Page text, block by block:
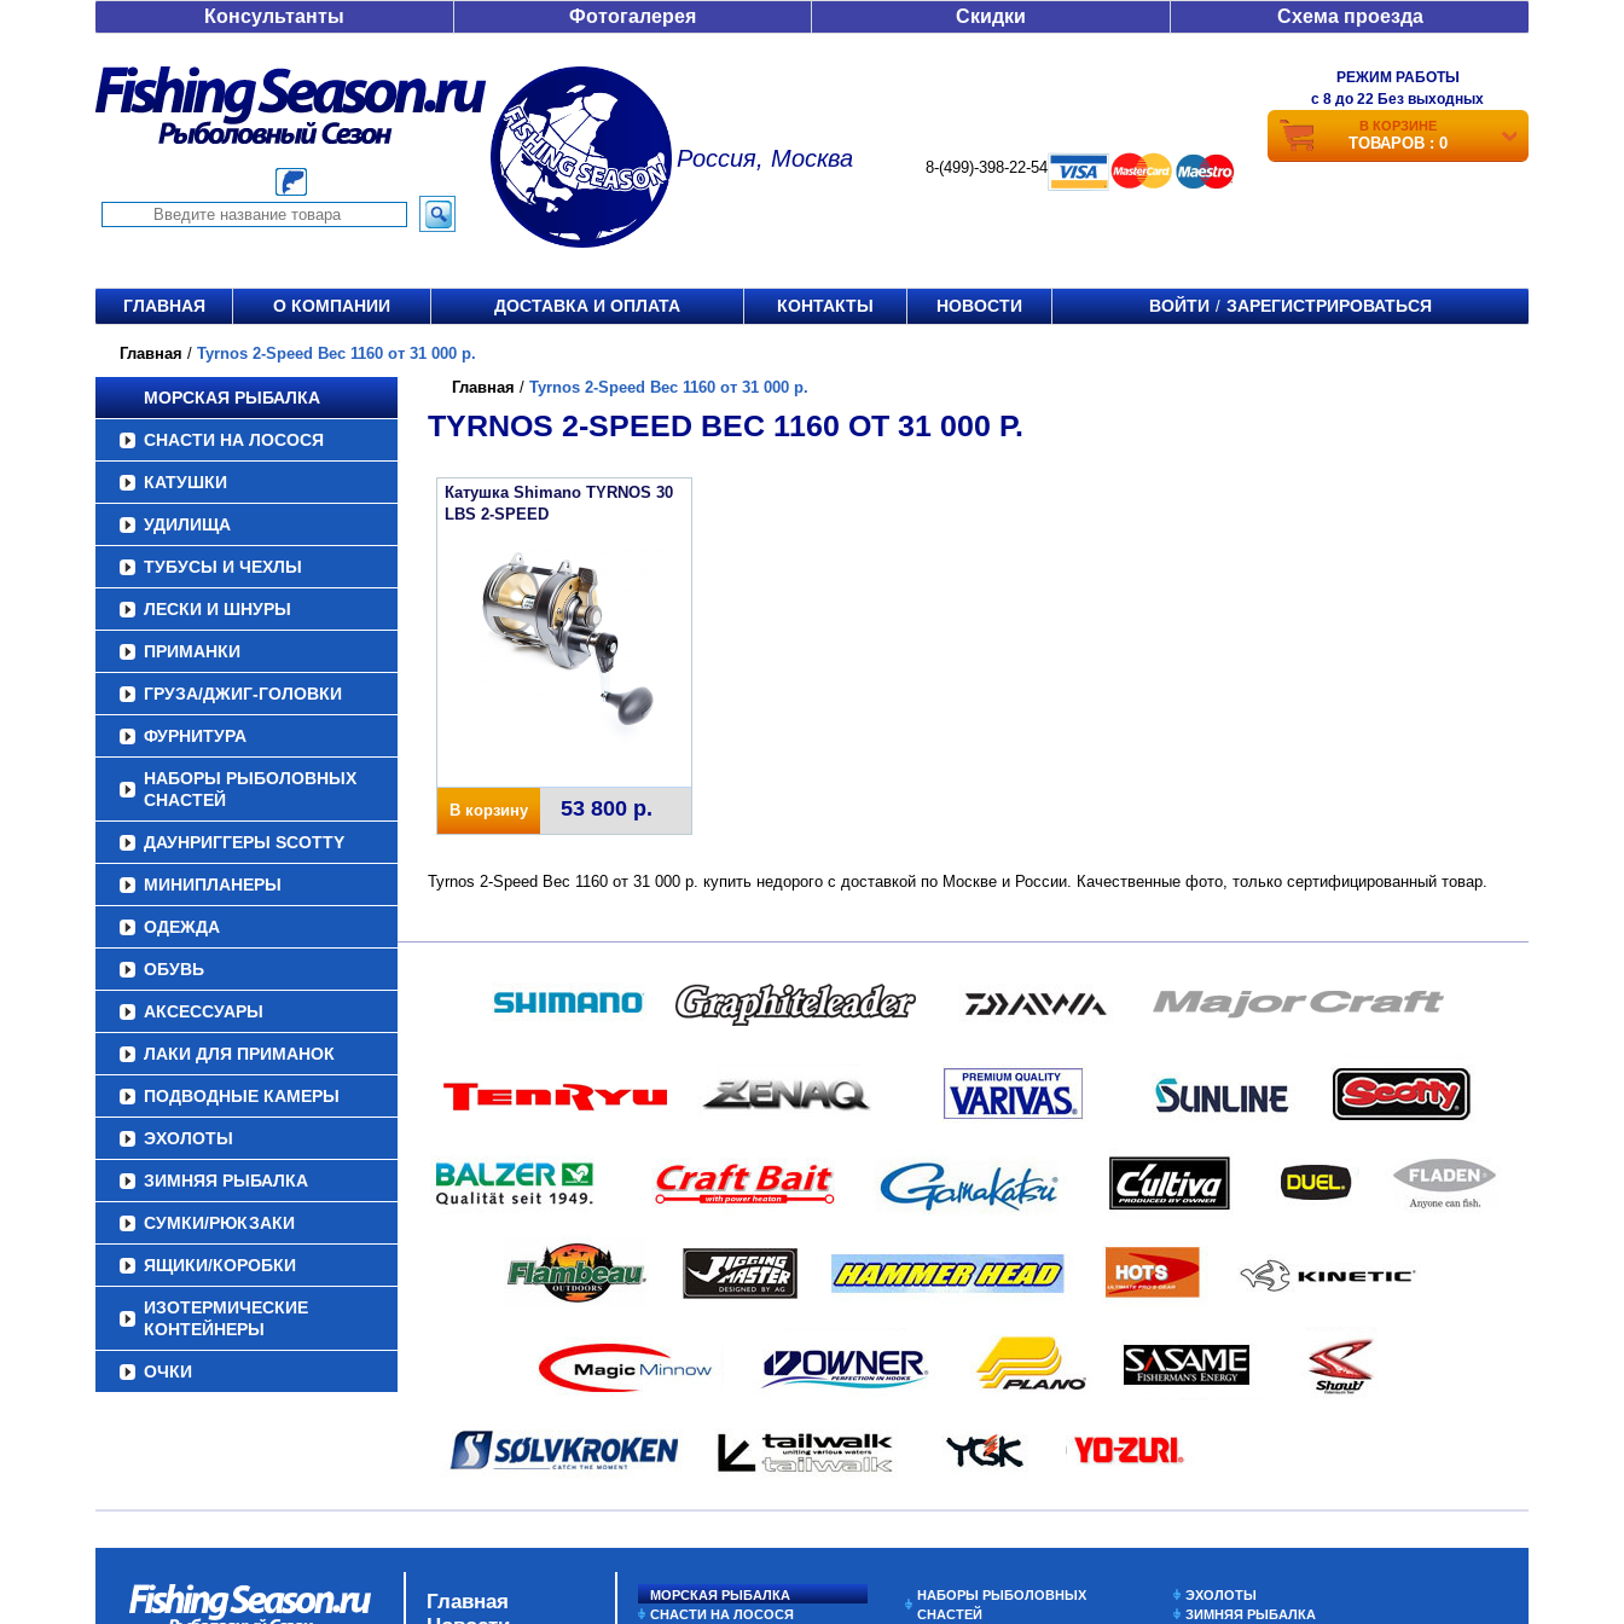
Консультанты Фотогалерея Скидки Схема проезда
Россия, Москва 8-(499)-398-22-54
РЕЖИМ РАБОТЫ
c 8 до 22 Без выходных
В КОРЗИНЕ
ТОВАРОВ : 0
ГЛАВНАЯ О КОМПАНИИ ДОСТАВКА И ОПЛАТА КОНТАКТЫ НОВОСТИ ВОЙТИ / ЗАРЕГИСТРИРОВАТЬСЯ
Главная / Tyrnos 2-Speed Вес 1160 от 31 000 р.
МОРСКАЯ РЫБАЛКА
СНАСТИ НА ЛОСОСЯ
КАТУШКИ
УДИЛИЩА
ТУБУСЫ И ЧЕХЛЫ
ЛЕСКИ И ШНУРЫ
ПРИМАНКИ
ГРУЗА/ДЖИГ-ГОЛОВКИ
ФУРНИТУРА
НАБОРЫ РЫБОЛОВНЫХ
СНАСТЕЙ
ДАУНРИГГЕРЫ SCOTTY
МИНИПЛАНЕРЫ
ОДЕЖДА
ОБУВЬ
АКСЕССУАРЫ
ЛАКИ ДЛЯ ПРИМАНОК
ПОДВОДНЫЕ КАМЕРЫ
ЭХОЛОТЫ
ЗИМНЯЯ РЫБАЛКА
СУМКИ/РЮКЗАКИ
ЯЩИКИ/КОРОБКИ
ИЗОТЕРМИЧЕСКИЕ
КОНТЕЙНЕРЫ
ОЧКИ
Главная / Tyrnos 2-Speed Вес 1160 от 31 000 р.
TYRNOS 2-SPEED ВЕС 1160 ОТ 31 000 Р.
Катушка Shimano TYRNOS 30
LBS 2-SPEED
В корзину 53 800 р.
Tyrnos 2-Speed Вес 1160 от 31 000 р. купить недорого с доставкой по Москве и России. Качественные фото, только сертифицированный товар.
Главная
МОРСКАЯ РЫБАЛКА
СНАСТИ НА ЛОСОСЯ
НАБОРЫ РЫБОЛОВНЫХ
СНАСТЕЙ
ЭХОЛОТЫ
ЗИМНЯЯ РЫБАЛКА